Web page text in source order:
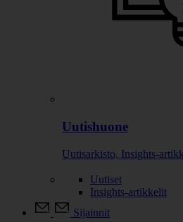
Uutishuone
Uutisarkisto, Insights-
Uutiset
Insights-artikkelit
Sijainnit